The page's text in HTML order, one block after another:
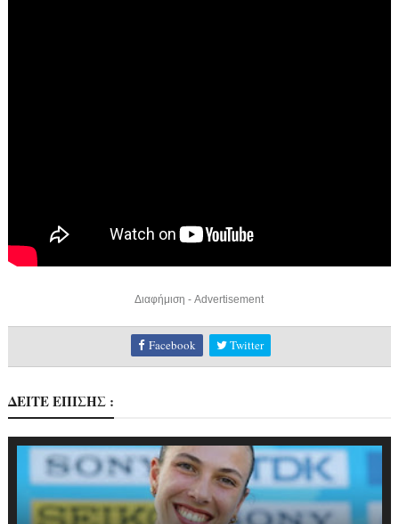
Διαφήμιση - Advertisement
Facebook Twitter
ΔΕΙΤΕ ΕΠΙΣΗΣ :